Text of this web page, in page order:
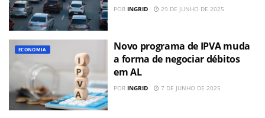
POR INGRID 29 DE JUNHO DE 2025
ECONOMIA
Novo programa de IPVA muda
a forma de negociar débitos
em AL
POR INGRID 7 DE JUNHO DE 2025